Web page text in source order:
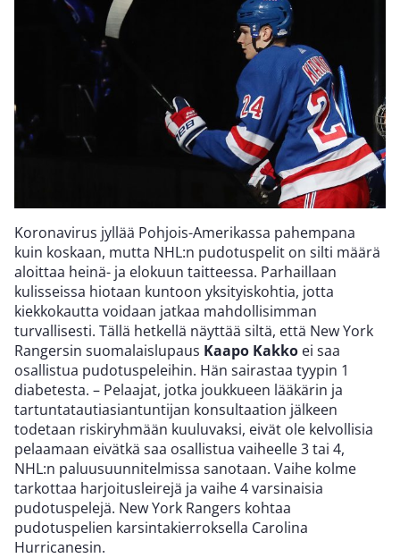
Koronavirus jyllää Pohjois-Amerikassa pahempana
kuin koskaan, mutta NHL:n pudotuspelit on silti määrä
aloittaa heinä- ja elokuun taitteessa. Parhaillaan
kulisseissa hiotaan kuntoon yksityiskohtia, jotta
kiekkokautta voidaan jatkaa mahdollisimman
turvallisesti. Tällä hetkellä näyttää siltä, että New York
Rangersin suomalaislupaus Kaapo Kakko ei saa
osallistua pudotuspeleihin. Hän sairastaa tyypin 1
diabetesta. – Pelaajat, jotka joukkueen lääkärin ja
tartuntatautiasiantuntijan konsultaation jälkeen
todetaan riskiryhmään kuuluvaksi, eivät ole kelvollisia
pelaamaan eivätkä saa osallistua vaiheelle 3 tai 4,
NHL:n paluusuunnitelmissa sanotaan. Vaihe kolme
tarkottaa harjoitusleirejä ja vaihe 4 varsinaisia
pudotuspelejä. New York Rangers kohtaa
pudotuspelien karsintakierroksella Carolina
Hurricanesin.